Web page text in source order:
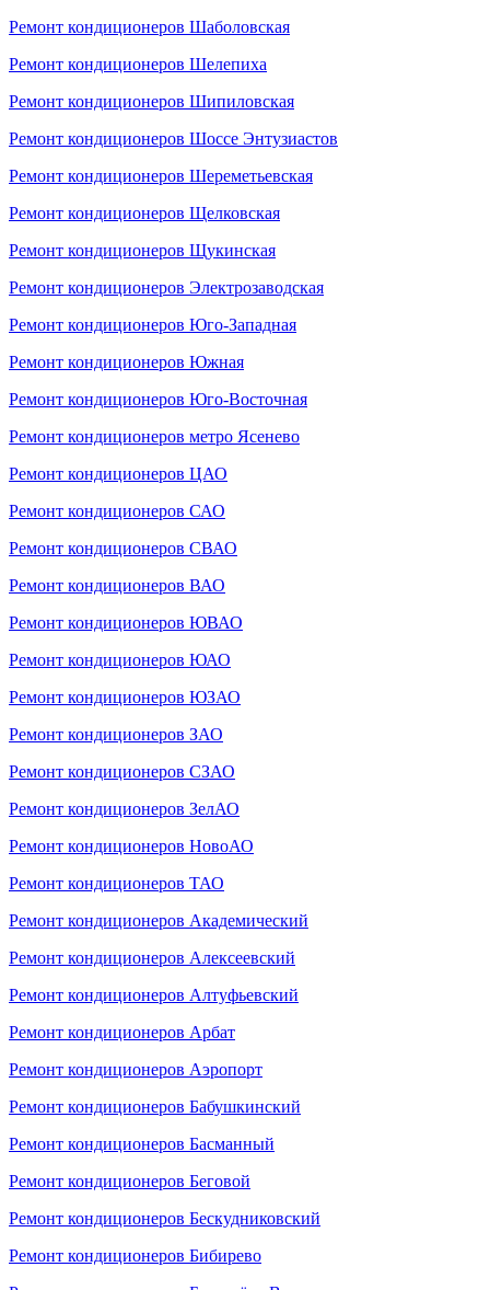
Ремонт кондиционеров Шаболовская
Ремонт кондиционеров Шелепиха
Ремонт кондиционеров Шипиловская
Ремонт кондиционеров Шоссе Энтузиастов
Ремонт кондиционеров Шереметьевская
Ремонт кондиционеров Щелковская
Ремонт кондиционеров Щукинская
Ремонт кондиционеров Электрозаводская
Ремонт кондиционеров Юго-Западная
Ремонт кондиционеров Южная
Ремонт кондиционеров Юго-Восточная
Ремонт кондиционеров метро Ясенево
Ремонт кондиционеров ЦАО
Ремонт кондиционеров САО
Ремонт кондиционеров СВАО
Ремонт кондиционеров ВАО
Ремонт кондиционеров ЮВАО
Ремонт кондиционеров ЮАО
Ремонт кондиционеров ЮЗАО
Ремонт кондиционеров ЗАО
Ремонт кондиционеров СЗАО
Ремонт кондиционеров ЗелАО
Ремонт кондиционеров НовоАО
Ремонт кондиционеров ТАО
Ремонт кондиционеров Академический
Ремонт кондиционеров Алексеевский
Ремонт кондиционеров Алтуфьевский
Ремонт кондиционеров Арбат
Ремонт кондиционеров Аэропорт
Ремонт кондиционеров Бабушкинский
Ремонт кондиционеров Басманный
Ремонт кондиционеров Беговой
Ремонт кондиционеров Бескудниковский
Ремонт кондиционеров Бибирево